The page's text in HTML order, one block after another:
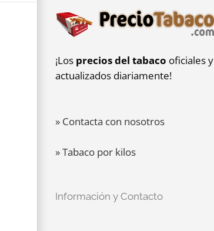
¡Los precios del tabaco oficiales y
actualizados diariamente!
» Contacta con nosotros
» Tabaco por kilos
Información y Contacto